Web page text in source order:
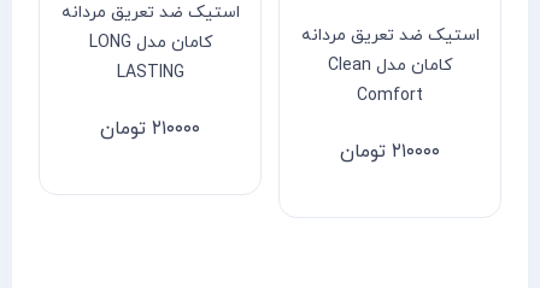
استیک ضد تعریق مردانه
کامان مدل Clean
Comfort
۲۱۰۰۰۰ تومان
استیک ضد تعریق مردانه
کامان مدل LONG
LASTING
۲۱۰۰۰۰ تومان